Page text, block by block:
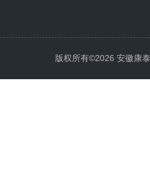
版权所有©2026 安徽康